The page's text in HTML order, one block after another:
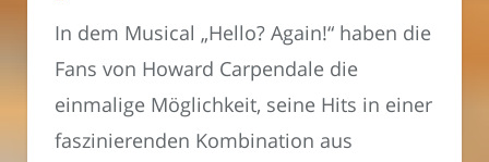
In dem Musical „Hello? Again!“ haben die
Fans von Howard Carpendale die
einmalige Möglichkeit, seine Hits in einer
faszinierenden Kombination aus